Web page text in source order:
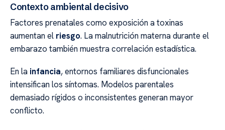
Contexto ambiental decisivo
Factores prenatales como exposición a toxinas
aumentan el riesgo. La malnutrición materna durante el
embarazo también muestra correlación estadística.
En la infancia, entornos familiares disfuncionales
intensifican los síntomas. Modelos parentales
demasiado rígidos o inconsistentes generan mayor
conflicto.